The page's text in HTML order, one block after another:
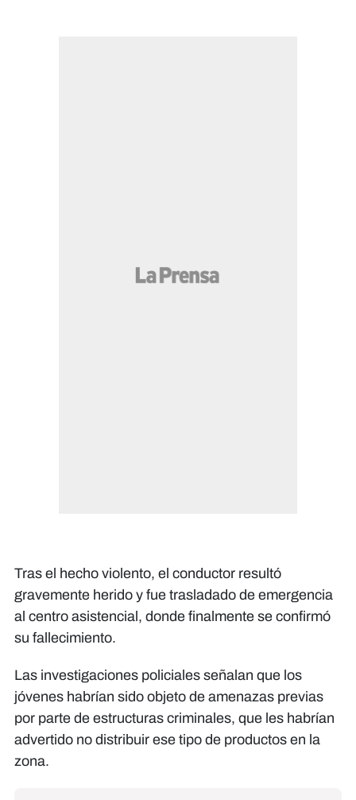
Tras el hecho violento, el conductor resultó
gravemente herido y fue trasladado de emergencia
al centro asistencial, donde finalmente se confirmó
su fallecimiento.
Las investigaciones policiales señalan que los
jóvenes habrían sido objeto de amenazas previas
por parte de estructuras criminales, que les habrían
advertido no distribuir ese tipo de productos en la
zona.